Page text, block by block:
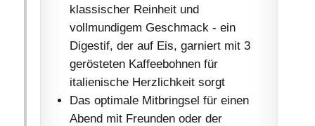
klassischer Reinheit und
vollmundigem Geschmack - ein
Digestif, der auf Eis, garniert mit 3
gerösteten Kaffeebohnen für
italienische Herzlichkeit sorgt
Das optimale Mitbringsel für einen
Abend mit Freunden oder der